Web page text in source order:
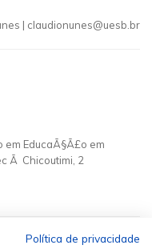
| claudionunes@uesb.br
EducaÃ§Ã£o em
Ã Chicoutimi, 2
Política de privacidade